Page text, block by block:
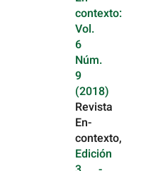
contexto:
Vol.
6
Núm.
9
(2018)
Revista
En-
contexto,
Edición